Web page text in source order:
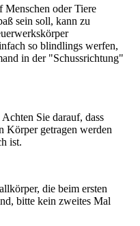
Menschen oder Tiere
sein soll, kann zu
so blindlings werfen,
in der "Schussrichtung"
Sie darauf, dass
Körper getragen werden
ist.
die beim ersten
bitte kein zweites Mal